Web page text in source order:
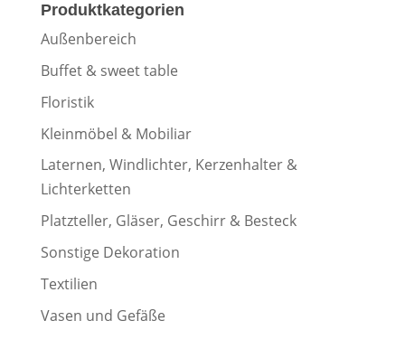
Produktkategorien
Außenbereich
Buffet & sweet table
Floristik
Kleinmöbel & Mobiliar
Laternen, Windlichter, Kerzenhalter &
Lichterketten
Platzteller, Gläser, Geschirr & Besteck
Sonstige Dekoration
Textilien
Vasen und Gefäße